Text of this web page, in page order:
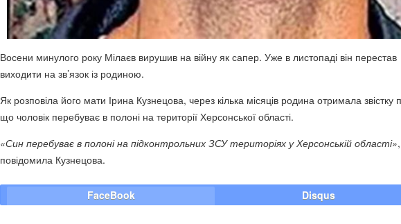
Восени минулого року Мілаєв вирушив на війну як сапер. Уже в листопаді він перестав
виходити на зв’язок із родиною.
Як розповіла його мати Ірина Кузнецова, через кілька місяців родина отримала звістку
що чоловік перебуває в полоні на території Херсонської області.
«Син перебуває в полоні на підконтрольних ЗСУ територіях у Херсонській області»
повідомила Кузнецова.
FaceBook Disqus